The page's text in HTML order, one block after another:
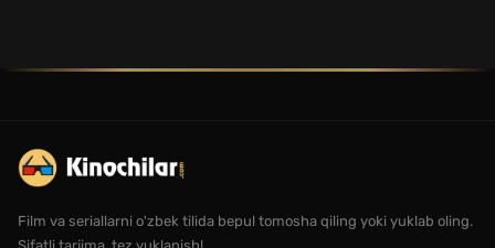
Film va seriallarni o'zbek tilida bepul tomosha qiling yoki yuklab oling.